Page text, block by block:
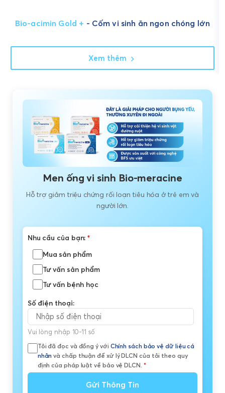
Bio-acimin Gold + - Cốm vi sinh ăn ngon chóng lớn
Xem thêm
Men ống vi sinh Bio-meracine
Hỗ trợ giảm triệu chứng rối loạn tiêu hóa ở trẻ em và
người lớn.
Nhu cầu của bạn:*
Mua sản phẩm
Tư vấn sản phẩm
Tư vấn bệnh học
Số điện thoại:
Vui lòng nhập 10-11 số
Tôi đã đọc và đồng ý với Chính sách bảo vệ dữ liệu cá
nhân và chấp thuận để xử lý DLCN của tôi theo quy
định của pháp luật về bảo vệ DLCN. *
Gửi Thông Tin